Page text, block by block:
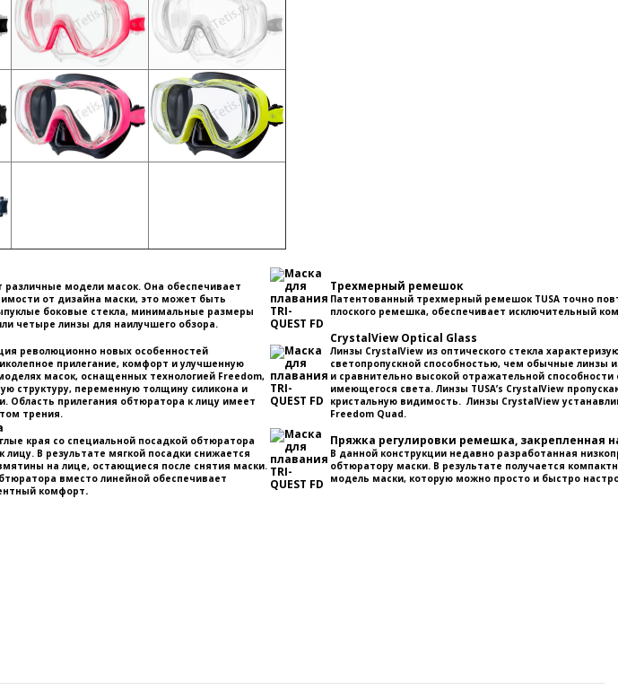
различные модели масок. Она обеспечивает
от дизайна маски, это может быть
боковые стекла, минимальные размеры
четыре линзы для наилучшего обзора.
Трехмерный ремешок
Патентованный трехмерный ремешок TUSA точно
плоского ремешка, обеспечивает исключительный
революционно новых особенностей
прилегание, комфорт и улучшенную
масок, оснащенных технологией Freedom,
структуру, переменную толщину силикона и
Область прилегания обтюратора к лицу имеет
трения.
CrystalView Optical Glass
Линзы CrystalView из оптического стекла
светопропускной способностью, чем обычные линзы
и сравнительно высокой отражательной
имеющегося света. Линзы TUSA’s CrystalView
кристальную видимость. Линзы CrystalView
Freedom Quad.
края со специальной посадкой обтюратора
лицу. В результате мягкой посадки снижается
на лице, остающиеся после снятия маски.
вместо линейной обеспечивает
комфорт.
Пряжка регулировки ремешка, закрепленная
В данной конструкции недавно разработанная
обтюратору маски. В результате получается
модель маски, которую можно просто и быстро